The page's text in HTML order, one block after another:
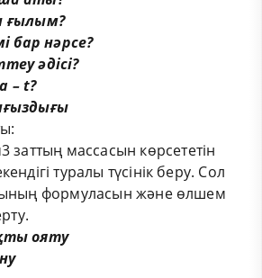
ғылым?
бар нәрсе?
әдісі?
–t?
3заттың массасын көрсететін
туралы түсінік беру. Сол
формуласын және өлшем
ояту